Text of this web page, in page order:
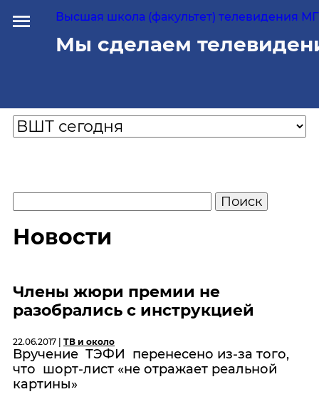
Высшая школа (факультет) телевидения
Мы сделаем
Новости
Члены жюри премии не
разобрались с инструкцией
22.06.2017 | ТВ и около
Вручение ТЭФИ перенесено из-за того,
что шорт-лист «не отражает реальной
картины»